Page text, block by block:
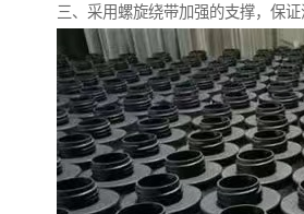
三、采用螺旋绕带加强的支撑，保证